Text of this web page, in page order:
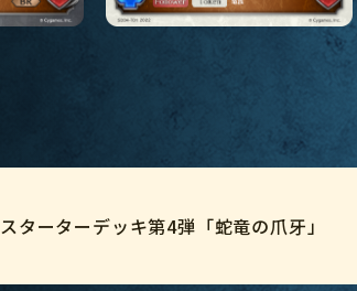
スターターデッキ第4弾「蛇竜の爪牙」